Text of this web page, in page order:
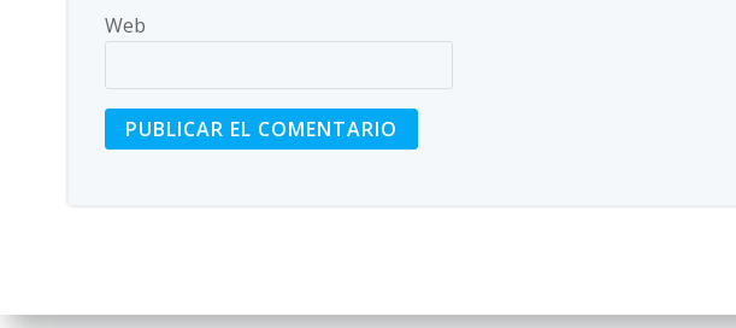
Web